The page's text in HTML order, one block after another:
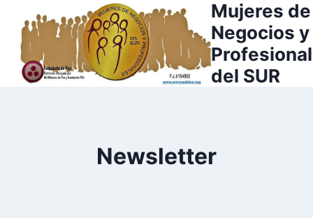
contenido
Mujeres de
Negocios y
del SUR
Newsletter